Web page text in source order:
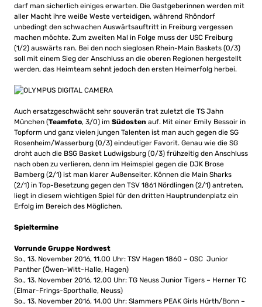
darf man sicherlich einiges erwarten. Die Gastgeberinnen werden mit
aller Macht ihre weiße Weste verteidigen, während Rhöndorf
unbedingt den schwachen Auswärtsauftritt in Freiburg vergessen
machen möchte. Zum zweiten Mal in Folge muss der USC Freiburg
(1/2) auswärts ran. Bei den noch sieglosen Rhein-Main Baskets (0/3)
soll mit einem Sieg der Anschluss an die oberen Regionen hergestellt
werden, das Heimteam sehnt jedoch den ersten Heimerfolg herbei.
Auch ersatzgeschwächt sehr souverän trat zuletzt die TS Jahn
München (Teamfoto, 3/0) im Südosten auf. Mit einer Emily Bessoir in
Topform und ganz vielen jungen Talenten ist man auch gegen die SG
Rosenheim/Wasserburg (0/3) eindeutiger Favorit. Genau wie die SG
droht auch die BSG Basket Ludwigsburg (0/3) frühzeitig den Anschluss
nach oben zu verlieren, denn im Heimspiel gegen die DJK Brose
Bamberg (2/1) ist man klarer Außenseiter. Können die Main Sharks
(2/1) in Top-Besetzung gegen den TSV 1861 Nördlingen (2/1) antreten,
liegt in diesem wichtigen Spiel für den dritten Hauptrundenplatz ein
Erfolg im Bereich des Möglichen.
Spieltermine
Vorrunde Gruppe Nordwest
So., 13. November 2016, 11.00 Uhr: TSV Hagen 1860 – OSC Junior
Panther (Öwen-Witt-Halle, Hagen)
So., 13. November 2016, 12.00 Uhr: TG Neuss Junior Tigers – Herner TC
(Elmar-Frings-Sporthalle, Neuss)
So., 13. November 2016, 14.00 Uhr: Slammers PEAK Girls Hürth/Bonn –